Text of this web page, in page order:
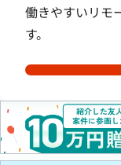
働きやすいリモ
す。